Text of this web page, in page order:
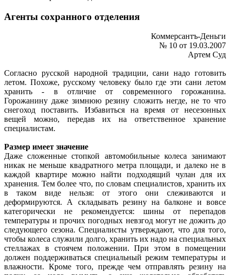
Агенты сохранного отделения
Коммерсантъ-Деньги
№ 10 от 19.03.2007
Артем Суд
Согласно русской народной традиции, сани надо готовить
летом. Похоже, русскому человеку было где эти сани летом
хранить - в отличие от современного горожанина.
Горожанину даже зимнюю резину сложить негде, не то что
снегоход поставить. Избавиться на время от несезонных
вещей можно, передав их на ответственное хранение
специалистам.
Размер имеет значение
Даже сложенные стопкой автомобильные колеса занимают
никак не меньше квадратного метра площади, и далеко не в
каждой квартире можно найти подходящий чулан для их
хранения. Тем более что, по словам специалистов, хранить их
в таком виде нельзя: от этого они слеживаются и
деформируются. А складывать резину на балконе и вовсе
категорически не рекомендуется: шины от перепадов
температуры и прочих погодных невзгод могут не дожить до
следующего сезона. Специалисты утверждают, что для того,
чтобы колеса служили долго, хранить их надо на специальных
стеллажах в стоячем положении. При этом в помещении
должен поддерживаться специальный режим температуры и
влажности. Кроме того, прежде чем отправлять резину на